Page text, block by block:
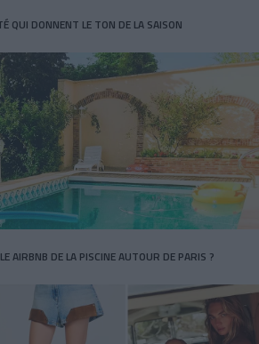
QUI DONNENT LE TON DE LA SAISON
AIRBNB DE LA PISCINE AUTOUR DE PARIS ?